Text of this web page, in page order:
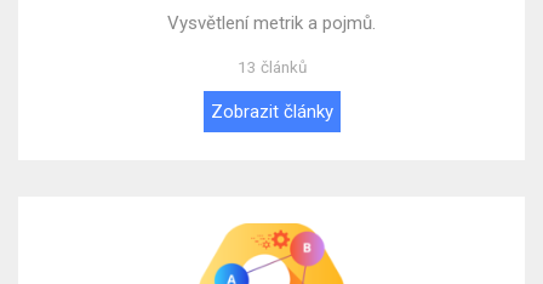
Vysvětlení metrik a pojmů.
13 článků
Zobrazit články